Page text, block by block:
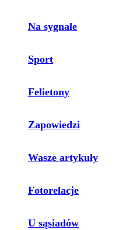
Na sygnale
Sport
Felietony
Zapowiedzi
Wasze artykuły
Fotorelacje
U sąsiadów